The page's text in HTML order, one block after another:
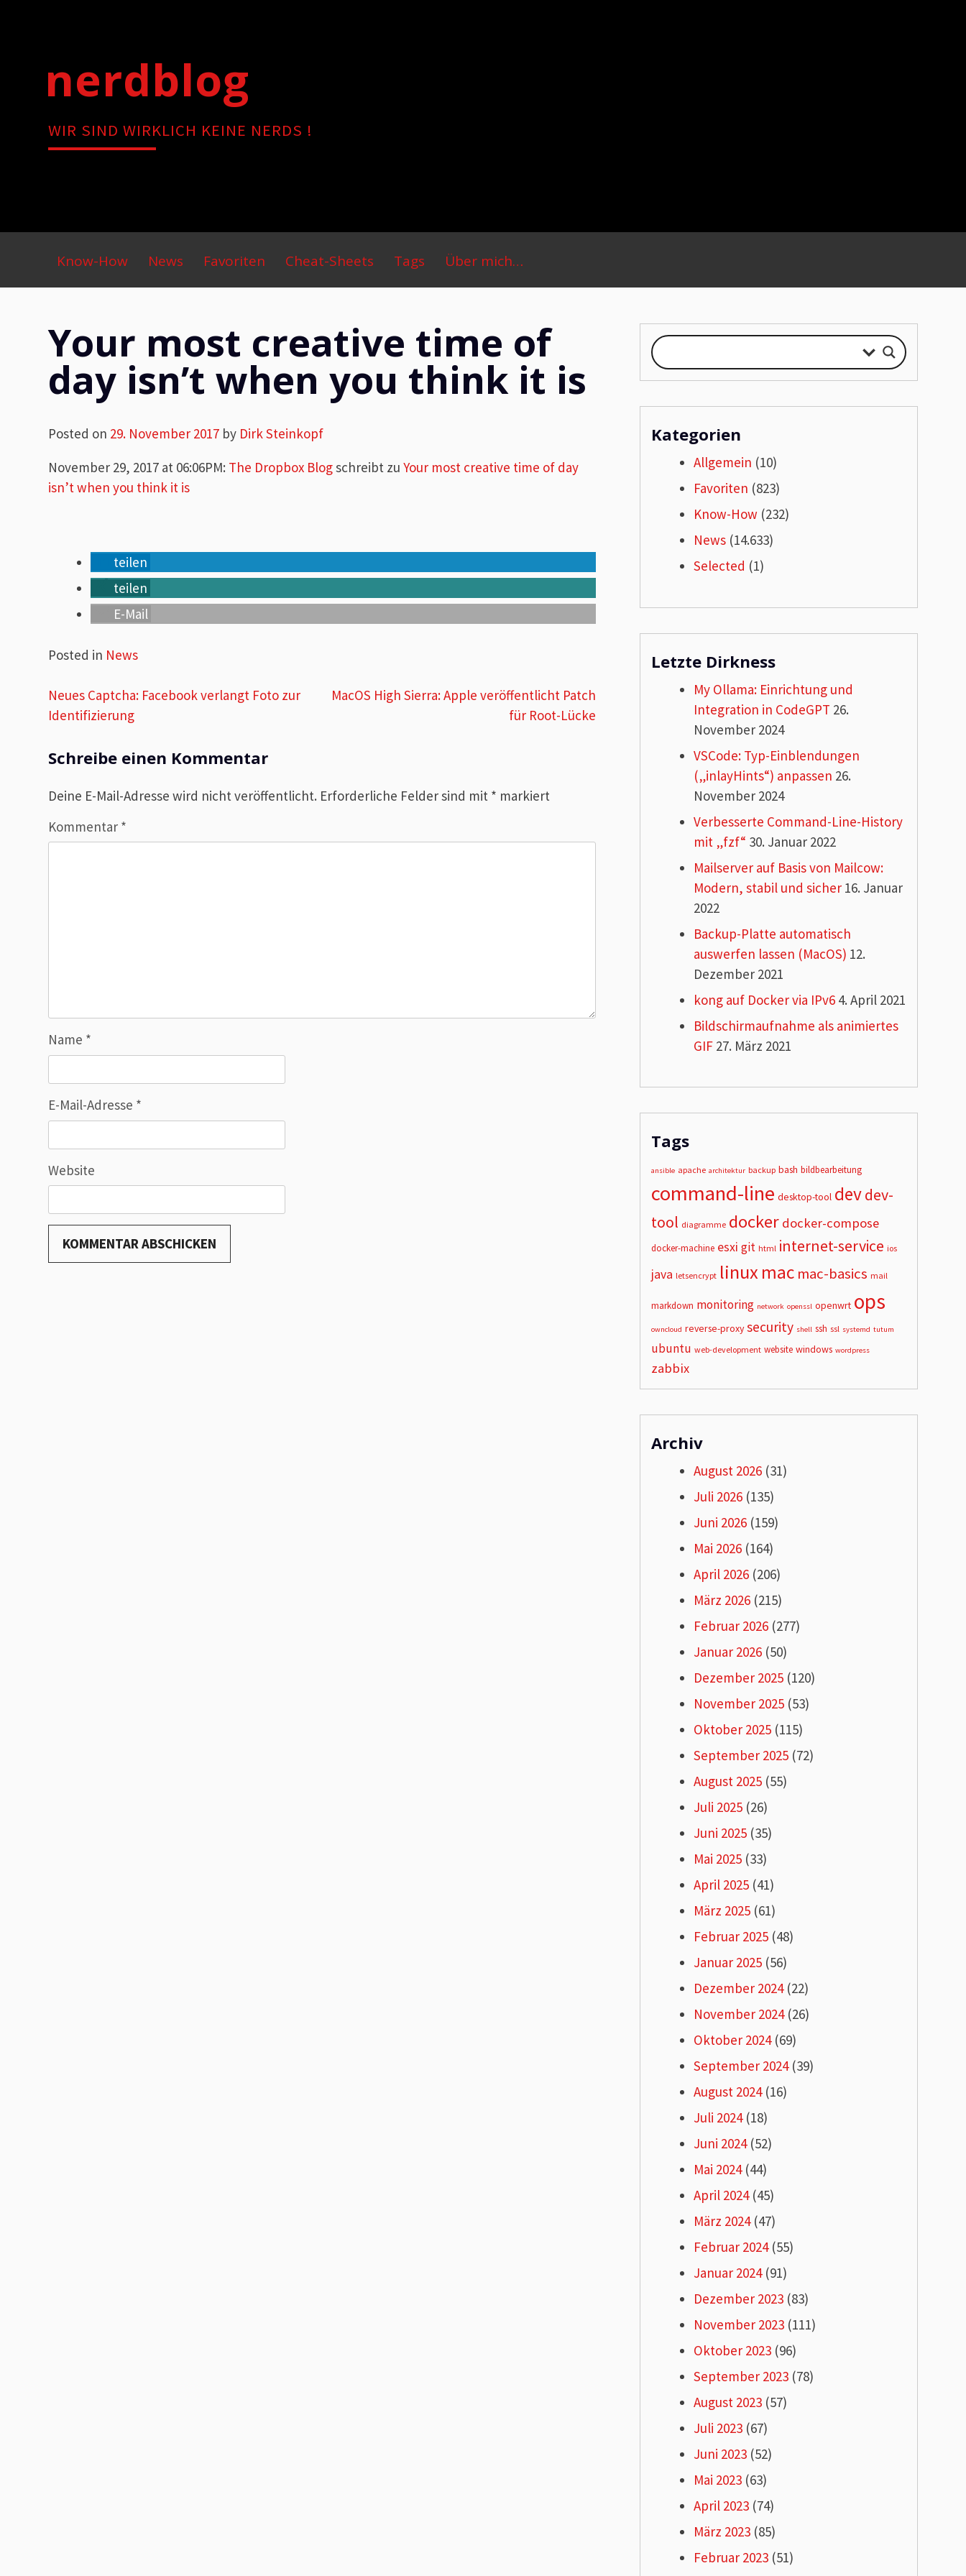
nerdblog
WIR SIND WIRKLICH KEINE NERDS !
Primary
Menu
Know-How News Favoriten Cheat-Sheets Tags Über mich…
Your most creative time of
day isn’t when you think it is
Posted on 29. November 2017 by Dirk Steinkopf
November 29, 2017 at 06:06PM: The Dropbox Blogschreibt zuYour most creative time of day
isn’t when you think it is
teilen
teilen
E-Mail
Posted in News
Beitragsnavigation
Neues Captcha: Facebook verlangt Foto zur
Identifizierung
MacOS High Sierra: Apple veröffentlicht Patch
für Root-Lücke
Schreibe einen Kommentar
Deine E-Mail-Adresse wird nicht veröffentlicht. Erforderliche Felder sind mit * markiert
Kommentar *
Name *
E-Mail-Adresse *
Website
Kategorien
Allgemein (10)
Favoriten (823)
Know-How (232)
News(14.633)
Selected (1)
Letzte Dirkness
My Ollama: Einrichtung und
Integration in CodeGPT 26.
November 2024
VSCode: Typ-Einblendungen
(„inlayHints“) anpassen 26.
November 2024
Verbesserte Command-Line-History
mit „fzf“ 30. Januar 2022
Mailserver auf Basis von Mailcow:
Modern, stabil und sicher16. Januar
2022
Backup-Platte automatisch
auswerfen lassen (MacOS) 12.
Dezember 2021
kong auf Docker via IPv64. April 2021
Bildschirmaufnahme als animiertes
GIF27. März 2021
Tags
ansible apache architektur backup bash bildbearbeitung
command-line desktop-tool devdev-
tool diagramme docker docker-compose
docker-machine esxi git html internet-service ios
java letsencrypt linuxmac mac-basics mail
markdown monitoring network openssl openwrt ops
owncloud reverse-proxy security shell ssh ssl systemd tutum
ubuntu web-development website windows wordpress
zabbix
Archiv
August 2026(31)
Juli 2026(135)
Juni 2026(159)
Mai 2026(164)
April 2026(206)
März 2026(215)
Februar 2026(277)
Januar 2026(50)
Dezember 2025(120)
November 2025(53)
Oktober 2025(115)
September 2025(72)
August 2025(55)
Juli 2025(26)
Juni 2025(35)
Mai 2025(33)
April 2025(41)
März 2025(61)
Februar 2025(48)
Januar 2025(56)
Dezember 2024(22)
November 2024(26)
Oktober 2024(69)
September 2024(39)
August 2024(16)
Juli 2024(18)
Juni 2024(52)
Mai 2024(44)
April 2024(45)
März 2024(47)
Februar 2024(55)
Januar 2024(91)
Dezember 2023(83)
November 2023(111)
Oktober 2023(96)
September 2023(78)
August 2023(57)
Juli 2023(67)
Juni 2023(52)
Mai 2023(63)
April 2023(74)
März 2023(85)
Februar 2023(51)